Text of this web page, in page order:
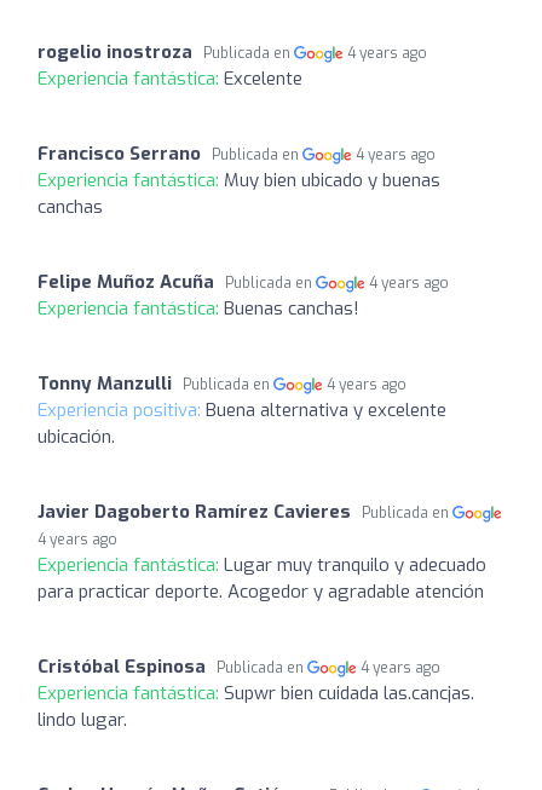
rogelio inostroza Publicada en 4 years ago
Experiencia fantástica: Excelente
Francisco Serrano Publicada en 4 years ago
Experiencia fantástica: Muy bien ubicado y buenas
canchas
Felipe Muñoz Acuña Publicada en 4 years ago
Experiencia fantástica: Buenas canchas!
Tonny Manzulli Publicada en 4 years ago
Experiencia positiva: Buena alternativa y excelente
ubicación.
Javier Dagoberto Ramírez Cavieres
Publicada en
4 years ago
Experiencia fantástica: Lugar muy tranquilo y adecuado
para practicar deporte. Acogedor y agradable atención
Cristóbal Espinosa Publicada en 4 years ago
Experiencia fantástica: Supwr bien cuidada las.cancjas.
lindo lugar.